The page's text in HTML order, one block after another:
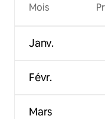
Mois
Janv.
Févr.
Mars